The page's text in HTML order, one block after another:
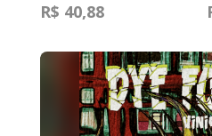
R$ 40,88